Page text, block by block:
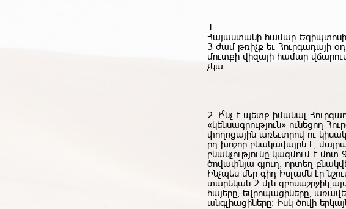
1.
Հայաստանի համար
3 ժամ թռիչք եւ Հուրգադայի
մուտքի վիզայի համար
չկա:
2. Ի՞նչ է պետք իմանալ
«կենսագրություն» ունեցող
փողոցային առեւտրով ու
րդ խոշոր բնակավայրն է,
բնակչությունը կազմում է
ծովափնյա գյուղ, որտեղ
Ինչպես մեր գիդ Իսլամն էր
տարեկան 2 մլն
հայերը, եվրոպացիները,
անգլիացիները: Իսկ ծովի